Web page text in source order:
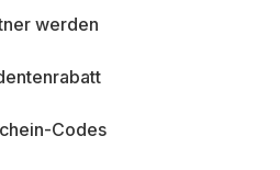
werden
Codes